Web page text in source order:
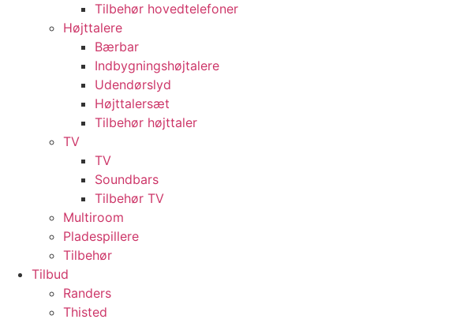
Tilbehør hovedtelefoner
Højttalere
Bærbar
Indbygningshøjtalere
Udendørslyd
Højttalersæt
Tilbehør højttaler
TV
TV
Soundbars
Tilbehør TV
Multiroom
Pladespillere
Tilbehør
Tilbud
Randers
Thisted